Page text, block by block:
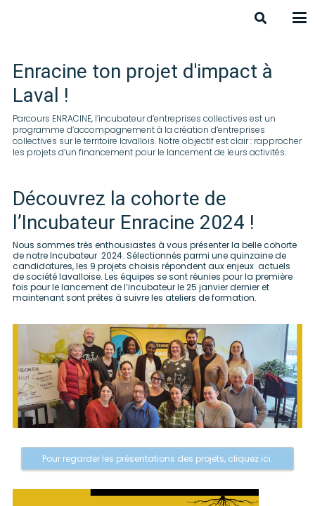
Enracine ton projet d'impact à
Laval !
Parcours ENRACINE, l’incubateur d’entreprises collectives est un
programme d’accompagnement à la création d’entreprises
collectives sur le territoire lavallois. Notre objectif est clair : rapprocher
les projets d’un financement pour le lancement de leurs activités.
Découvrez la cohorte de
l’Incubateur Enracine 2024 !
Nous sommes très enthousiastes à vous présenter la belle cohorte
de notre Incubateur 2024. Sélectionnés parmi une quinzaine de
candidatures, les 9 projets choisis répondent aux enjeux actuels
de société lavalloise. Les équipes se sont réunies pour la première
fois pour le lancement de l’incubateur le 25 janvier dernier et
maintenant sont prêtes à suivre les ateliers de formation.
Pour regarder les présentations des projets, cliquez ici.